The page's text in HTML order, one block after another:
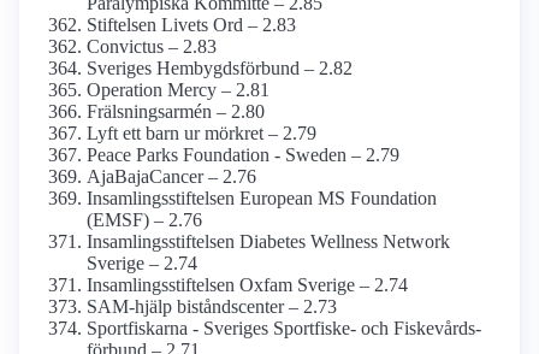
Stiftelsen Livets Ord – 2.83
Convictus – 2.83
Sveriges Hembygds­förbund – 2.82
Operation Mercy – 2.81
Frälsningsarmén – 2.80
Lyft ett barn ur mörkret – 2.79
Peace Parks Foundation - Sweden – 2.79
AjaBajaCancer – 2.76
Insamlings­stiftelsen European MS Foundation
(EMSF) – 2.76
Insamlings­stiftelsen Diabetes Wellness Network
Sverige – 2.74
Insamlings­stiftelsen Oxfam Sverige – 2.74
SAM-hjälp biståndscenter – 2.73
Sportfiskarna - Sveriges Sportfiske- och Fiskevårds­
förbund – 2.71